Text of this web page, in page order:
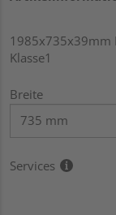
1985x735x39mm
Klasse1
Breite
Services